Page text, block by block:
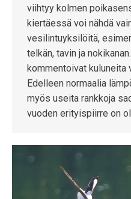
viihtyy kolmen
kiertäessä voi nähdä
vesilintuyksilöitä,
telkän, tavin ja
kommentoivat kuluneita
Edelleen normaalia
myös useita rankkoja
vuoden erityispiirre on